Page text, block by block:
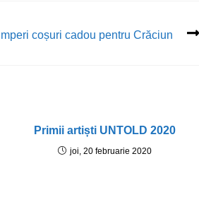
coșuri cadou pentru Crăciun
Primii artiști UNTOLD 2020
joi, 20 februarie 2020